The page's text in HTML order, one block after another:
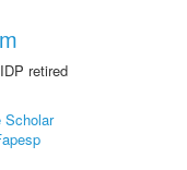
retired
Scholar